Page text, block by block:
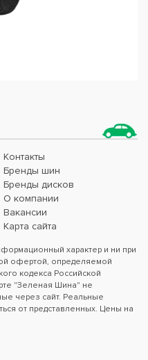
Контакты
Бренды шин
Бренды дисков
О компании
Вакансии
Карта сайта
характер и ни при
офертой, определяемой
кодекса Российской
"Зеленая Шина" не
через сайт. Реальные
от представленных. Цены на